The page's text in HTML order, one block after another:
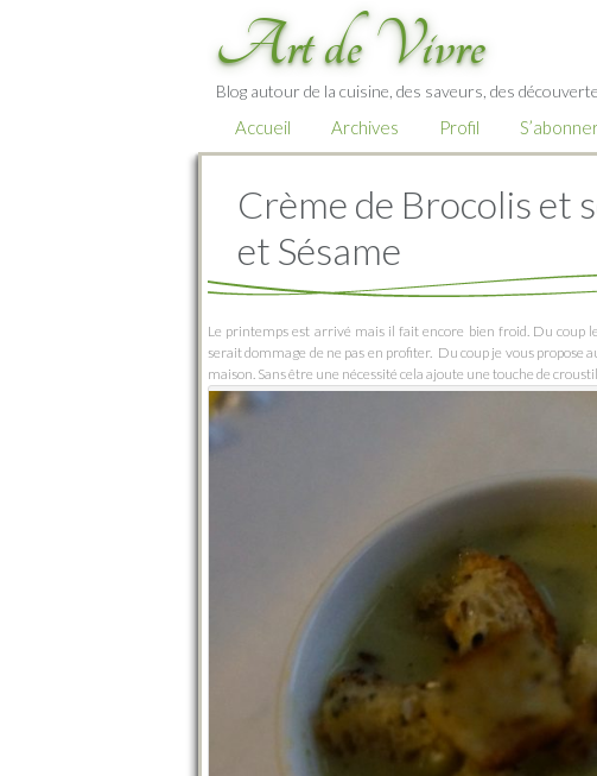
Art de Vivre
Blog autour de la cuisine, des saveurs, des
Accueil Archives Profil
Crème de Brocolis et
et Sésame
Le printemps est arrivé mais il fait encore bien froid. Du coup
serait dommage de ne pas en profiter. Du coup je vous propose
maison. Sans être une nécessité cela ajoute une touche de